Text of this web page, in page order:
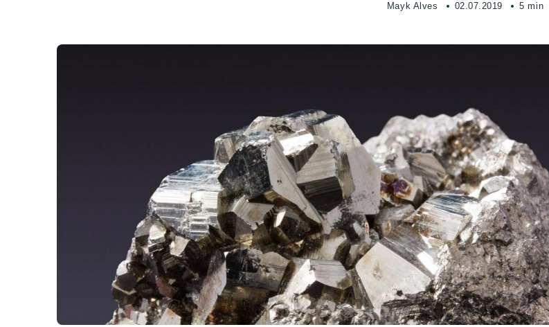
Mayk Alves 02.07.2019 5 min